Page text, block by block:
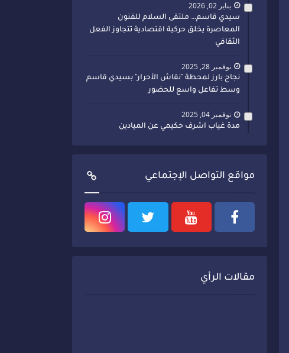
يناير 02, 2026
سيدي قاسم… ملتقى السلام للفنون
المعاصرة يخلق حركية اقتصادية تتجاوز الفعل
الثقافي
نوفمبر 28, 2025
نجاح بارز لمحطة "نقاش الأحرار" بسيدي قاسم
وسط تفاعل واسع للحضور
نوفمبر 04, 2025
مدة غياب اشرف حكيمي عن الميادين
مواقع التواصل الإجتماعي
مقالات الرأي